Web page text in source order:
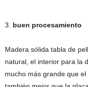
3. buen procesamiento
Madera sólida tabla de
natural, el interior para la
mucho más grande que